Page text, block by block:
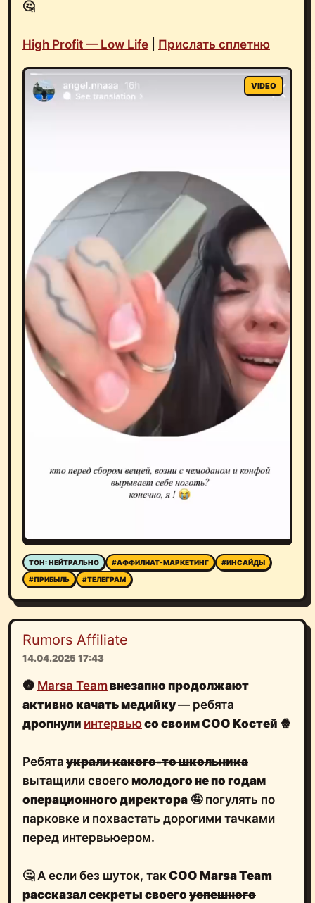
🤔
High Profit — Low Life Прислать сплетню
ТОН: НЕЙТРАЛЬНО #АФФИЛИАТ-МАРКЕТИНГ
#ИНСАЙДЫ
#ПРИБЫЛЬ
#ТЕЛЕГРАМ
Rumors Affiliate
14.04.2025 17:43
🌚 Marsa Teamвнезапно продолжают
активно качать медийку— ребята
дропнули интервьюсо своим COO Костей 🍿
Ребята украли какого-то школьника
вытащили своего молодого не по годам
операционного директора 🤪 погулять по
парковке и похвастать дорогими тачками
перед интервьюером.
🤔 А если без шуток, такCOO Marsa Team
рассказал секреты своего успешного